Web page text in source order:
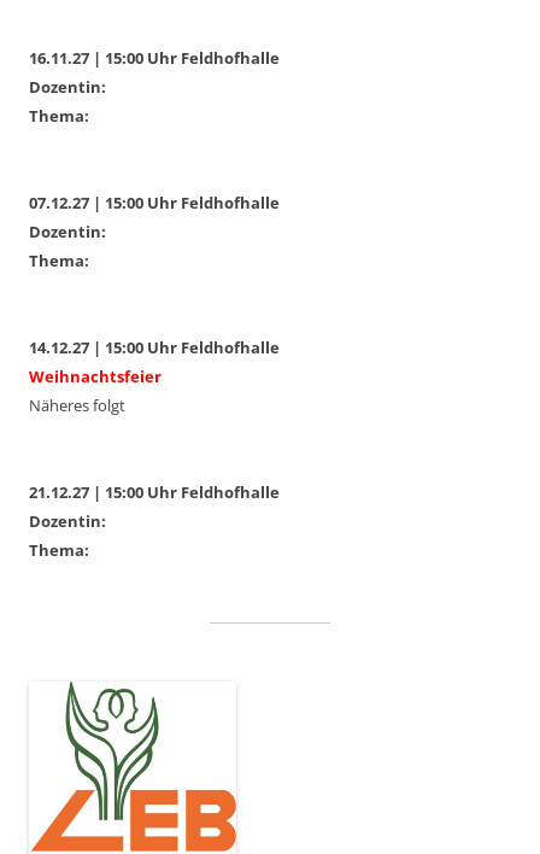
16.11.27 | 15:00 Uhr Feldhofhalle
Dozentin:
Thema:
07.12.27 | 15:00 Uhr Feldhofhalle
Dozentin:
Thema:
14.12.27 | 15:00 Uhr Feldhofhalle
Weihnachtsfeier
Näheres folgt
21.12.27 | 15:00 Uhr Feldhofhalle
Dozentin:
Thema: